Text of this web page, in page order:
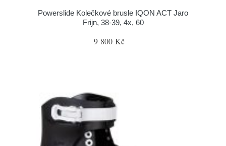
Powerslide Kolečkové brusle IQON ACT Jaro
Frijn, 38-39, 4x, 60
9 800 Kč